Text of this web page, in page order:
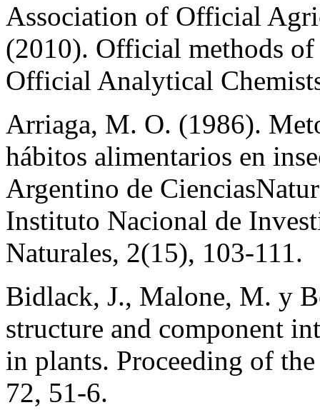
Association of Official
(2010). Official methods
Official Analytical
Arriaga, M. O. (1986).
hábitos alimentarios en
Argentino de
Instituto Nacional de
Naturales, 2(15), 103-111.
Bidlack, J., Malone, M. y
structure and component
in plants. Proceeding of
72, 51-6.